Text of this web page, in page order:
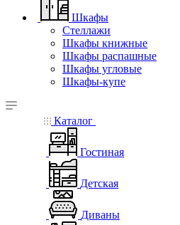
Шкафы
Стеллажи
Шкафы книжные
Шкафы распашные
Шкафы угловые
Шкафы-купе
Каталог
Гостиная
Детская
Диваны